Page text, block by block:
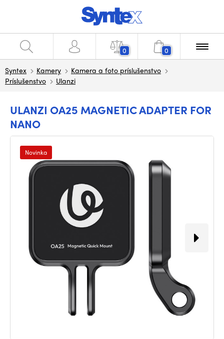
0 0
Syntex Kamery
Kamera a foto príslušenstvo
Príslušenstvo
Ulanzi
ULANZI OA25 MAGNETIC ADAPTER FOR
NANO
Novinka